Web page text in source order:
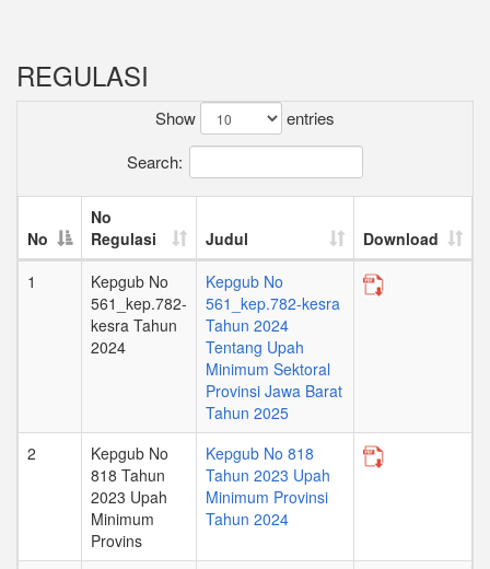
REGULASI
Show
entries
Search:
No
No
Regulasi
Judul
Download
1
Kepgub No
561_kep.782-
kesra Tahun
2024
Kepgub No
561_kep.782-kesra
Tahun 2024
Tentang Upah
Minimum Sektoral
Provinsi Jawa Barat
Tahun 2025
2
Kepgub No
818 Tahun
2023 Upah
Minimum
Provins
Kepgub No 818
Tahun 2023 Upah
Minimum Provinsi
Tahun 2024